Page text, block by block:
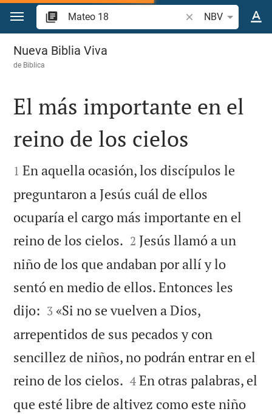
Ir a un contenido
Buscar versículo
NBV
Mateo 18
Nueva Biblia Viva
de Biblica

El más importante en el
reino de los cielos

1 En aquella ocasión, los discípulos le
preguntaron a Jesús cuál de ellos
ocuparía el cargo más importante en el
reino de los cielos. 

2 Jesús llamó a un
niño de los que andaban por allí y lo
sentó en medio de ellos. Entonces les
dijo: 

3 «Si no se vuelven a Dios,
arrepentidos de sus pecados y con
sencillez de niños, no podrán entrar en el
reino de los cielos. 

4 En otras palabras, el
que esté libre de altivez como este niño